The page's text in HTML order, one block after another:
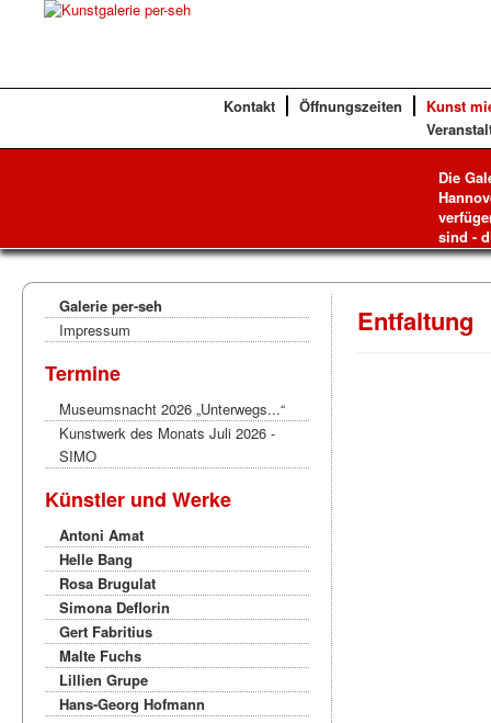
Kontakt Öffnungszeiten
Kunst
Die
sind -
Galerie per-seh
Impressum
Termine
Museumsnacht 2026 „Unterwegs...“
Kunstwerk des Monats Juli 2026 -
SIMO
Künstler und Werke
Antoni Amat
Helle Bang
Rosa Brugulat
Simona Deflorin
Gert Fabritius
Malte Fuchs
Lillien Grupe
Hans-Georg Hofmann
Entfaltung